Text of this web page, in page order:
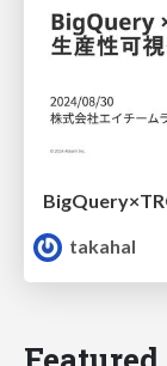
takahal